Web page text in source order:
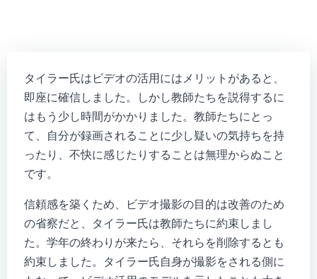
タイラー氏はビデオの活用にはメリットがあると、
即座に確信しました。しかし教師たちを説得するに
はもう少し時間がかかりました。教師たちにとっ
て、自分が録画されることに少し疑いの気持ちを持
ったり、不快に感じたりすることは無理からぬこと
です。
信頼感を築くため、ビデオ撮影の目的は改善のため
の省察だと、タイラー氏は教師たちに約束しまし
た。学年の終わりが来たら、それらを削除するとも
約束しました。タイラー氏自身が撮影をされる側に